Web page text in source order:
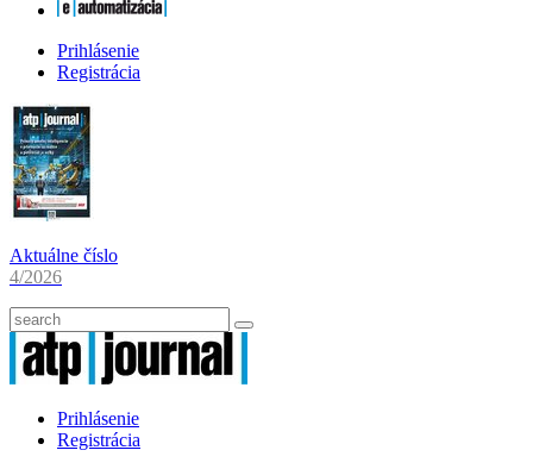
Prihlásenie
Registrácia
Aktuálne číslo
4/2026
Prihlásenie
Registrácia